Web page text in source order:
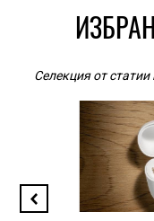
Селекция от